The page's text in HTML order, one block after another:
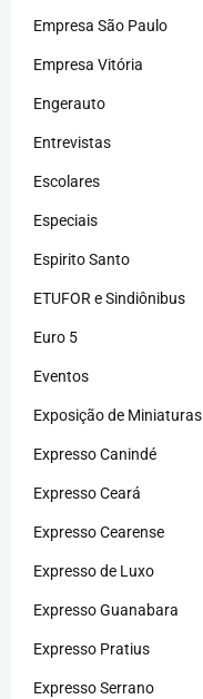
Empresa São Paulo
Empresa Vitória
Engerauto
Entrevistas
Escolares
Especiais
Espirito Santo
ETUFOR e Sindiônibus
Euro 5
Eventos
Exposição de Miniaturas
Expresso Canindé
Expresso Ceará
Expresso Cearense
Expresso de Luxo
Expresso Guanabara
Expresso Pratius
Expresso Serrano